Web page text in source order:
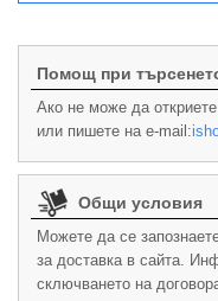
Помощ при
Ако не може да
или пишете на e-mail:
Общи условия
Можете да се
за доставка в сайта.
сключването на